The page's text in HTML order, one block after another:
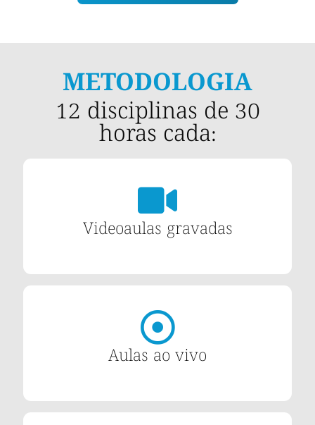
METODOLOGIA
12 disciplinas de 30
horas cada:
Videoaulas gravadas
Aulas ao vivo